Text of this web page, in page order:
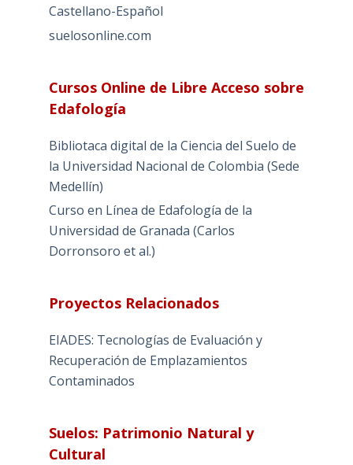
Castellano-Español
suelosonline.com
Cursos Online de Libre Acceso sobre
Edafología
Bibliotaca digital de la Ciencia del Suelo de
la Universidad Nacional de Colombia (Sede
Medellín)
Curso en Línea de Edafología de la
Universidad de Granada (Carlos
Dorronsoro et al.)
Proyectos Relacionados
EIADES: Tecnologías de Evaluación y
Recuperación de Emplazamientos
Contaminados
Suelos: Patrimonio Natural y
Cultural